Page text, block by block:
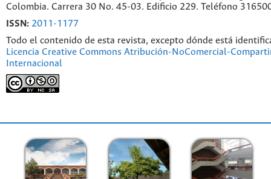
Colombia. Carrera 30 No. 45-03. Edificio 229. Teléfono
ISSN: 2011-1177
Todo el contenido de esta revista, excepto dónde está
Licencia Creative Commons Atribución-NoComercial-
Internacional